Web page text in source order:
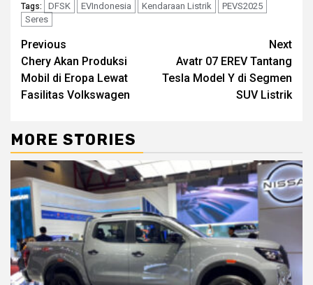
Tags: DFSK EVIndonesia Kendaraan Listrik
PEVS2025
Seres
Continue
Reading
Previous
Chery Akan Produksi
Mobil di Eropa Lewat
Fasilitas Volkswagen
Next
Avatr 07 EREV Tantang
Tesla Model Y di Segmen
SUV Listrik
MORE STORIES